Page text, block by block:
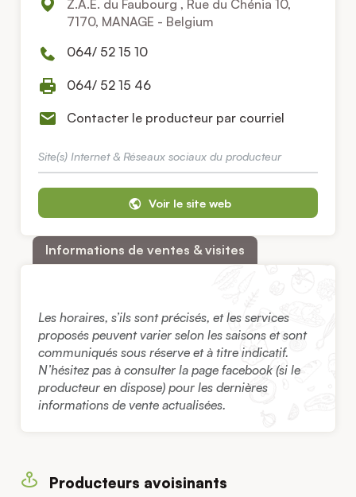
Z.A.E. du Faubourg , Rue du Chénia 10,
7170, MANAGE - Belgium
064/ 52 15 10
064/ 52 15 46
Contacter le producteur par courriel
Site(s) Internet & Réseaux sociaux du producteur
Voir le site web
Informations de ventes & visites
Les horaires, s’ils sont précisés, et les services
proposés peuvent varier selon les saisons et sont
communiqués sous réserve et à titre indicatif.
N’hésitez pas à consulter la page facebook (si le
producteur en dispose) pour les dernières
informations de vente actualisées.
Producteurs avoisinants